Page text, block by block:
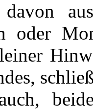
oder